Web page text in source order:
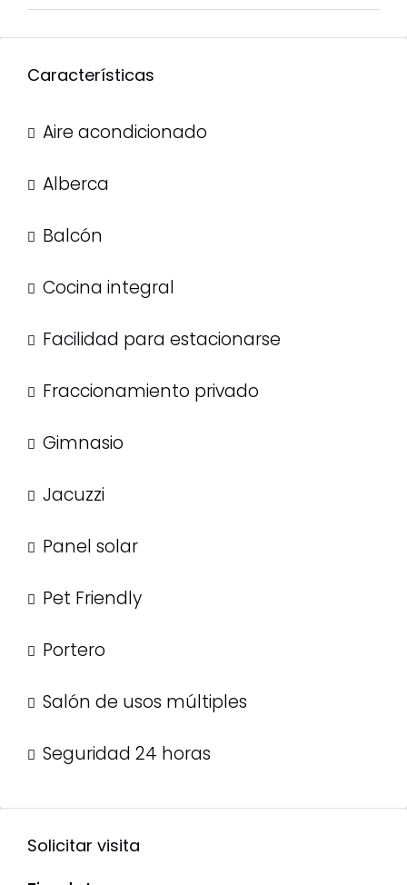
Características
Aire acondicionado
Alberca
Balcón
Cocina integral
Facilidad para estacionarse
Fraccionamiento privado
Gimnasio
Jacuzzi
Panel solar
Pet Friendly
Portero
Salón de usos múltiples
Seguridad 24 horas
Solicitar visita